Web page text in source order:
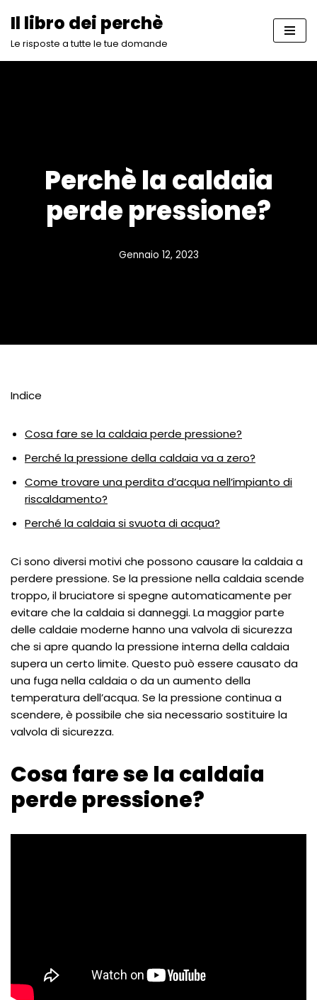
Vai
Il libro dei perchè
Le risposte a tutte le tue domande
Perchè la caldaia
perde pressione?
Gennaio 12, 2023
Indice
Cosa fare se la caldaia perde pressione?
Perché la pressione della caldaia va a zero?
Come trovare una perdita d’acqua nell’impianto di
riscaldamento?
Perché la caldaia si svuota di acqua?
Ci sono diversi motivi che possono causare la caldaia a
perdere pressione. Se la pressione nella caldaia scende
troppo, il bruciatore si spegne automaticamente per
evitare che la caldaia si danneggi. La maggior parte
delle caldaie moderne hanno una valvola di sicurezza
che si apre quando la pressione interna della caldaia
supera un certo limite. Questo può essere causato da
una fuga nella caldaia o da un aumento della
temperatura dell’acqua. Se la pressione continua a
scendere, è possibile che sia necessario sostituire la
valvola di sicurezza.
Cosa fare se la caldaia
perde pressione?